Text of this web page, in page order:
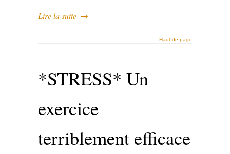
Lire la suite →
Haut de page
*STRESS* Un
exercice
terriblement efficace